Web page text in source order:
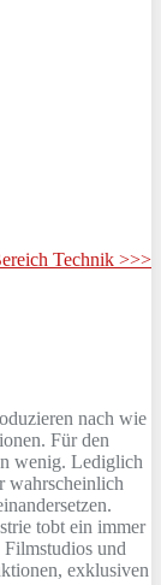
Technik >>>
nach wie
Für den
wenig. Lediglich
wahrscheinlich
tobt ein immer
und
exklusiven